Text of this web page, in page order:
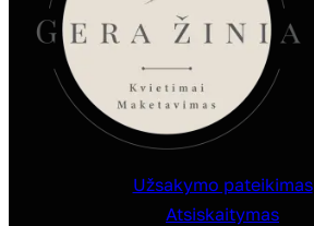
Užsakymo pateikimas
Atsiskaitymas